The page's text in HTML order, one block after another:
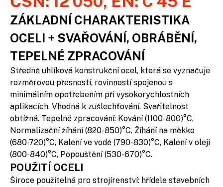
ZÁKLADNÍ CHARAKTERISTIKA
OCELI + SVAŘOVÁNÍ, OBRÁBĚNÍ,
TEPELNÉ ZPRACOVÁNÍ
Středně uhlíková konstrukční ocel, která se vyznačuje
rozměrovou přesností, rovinností spojenou s
minimálním opotřebením při vysokorychlostních
aplikacích. Vhodná k zušlechťování. Svařitelnost
obtížná. Tepelné zpracování: Kování (1100-800)°C,
Normalizační žíhání (820-850)°C, Žíhání na měkko
(680-720)°C, Kalení ve vodě (790-830)°C, Kalení v oleji
(800-840)°C, Popouštění (530-670)°C.
POUŽITÍ OCELI
Široce použitelná pro strojírenství: hřídele stavebních